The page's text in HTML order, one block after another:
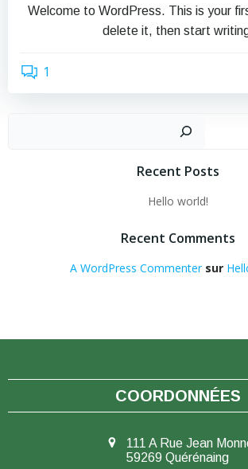
Welcome to WordPress. This is your
delete it, then start
1
Recent Posts
Hello world!
Recent Comments
A WordPress Commentersur
COORDONNÉES
111 A Rue Jean
59269 Quérénaing